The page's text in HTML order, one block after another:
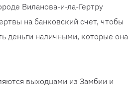
Виланова-и-ла-Гертру
на банковский счет, чтобы
деньги наличными, которые она
выходцами из Замбии и